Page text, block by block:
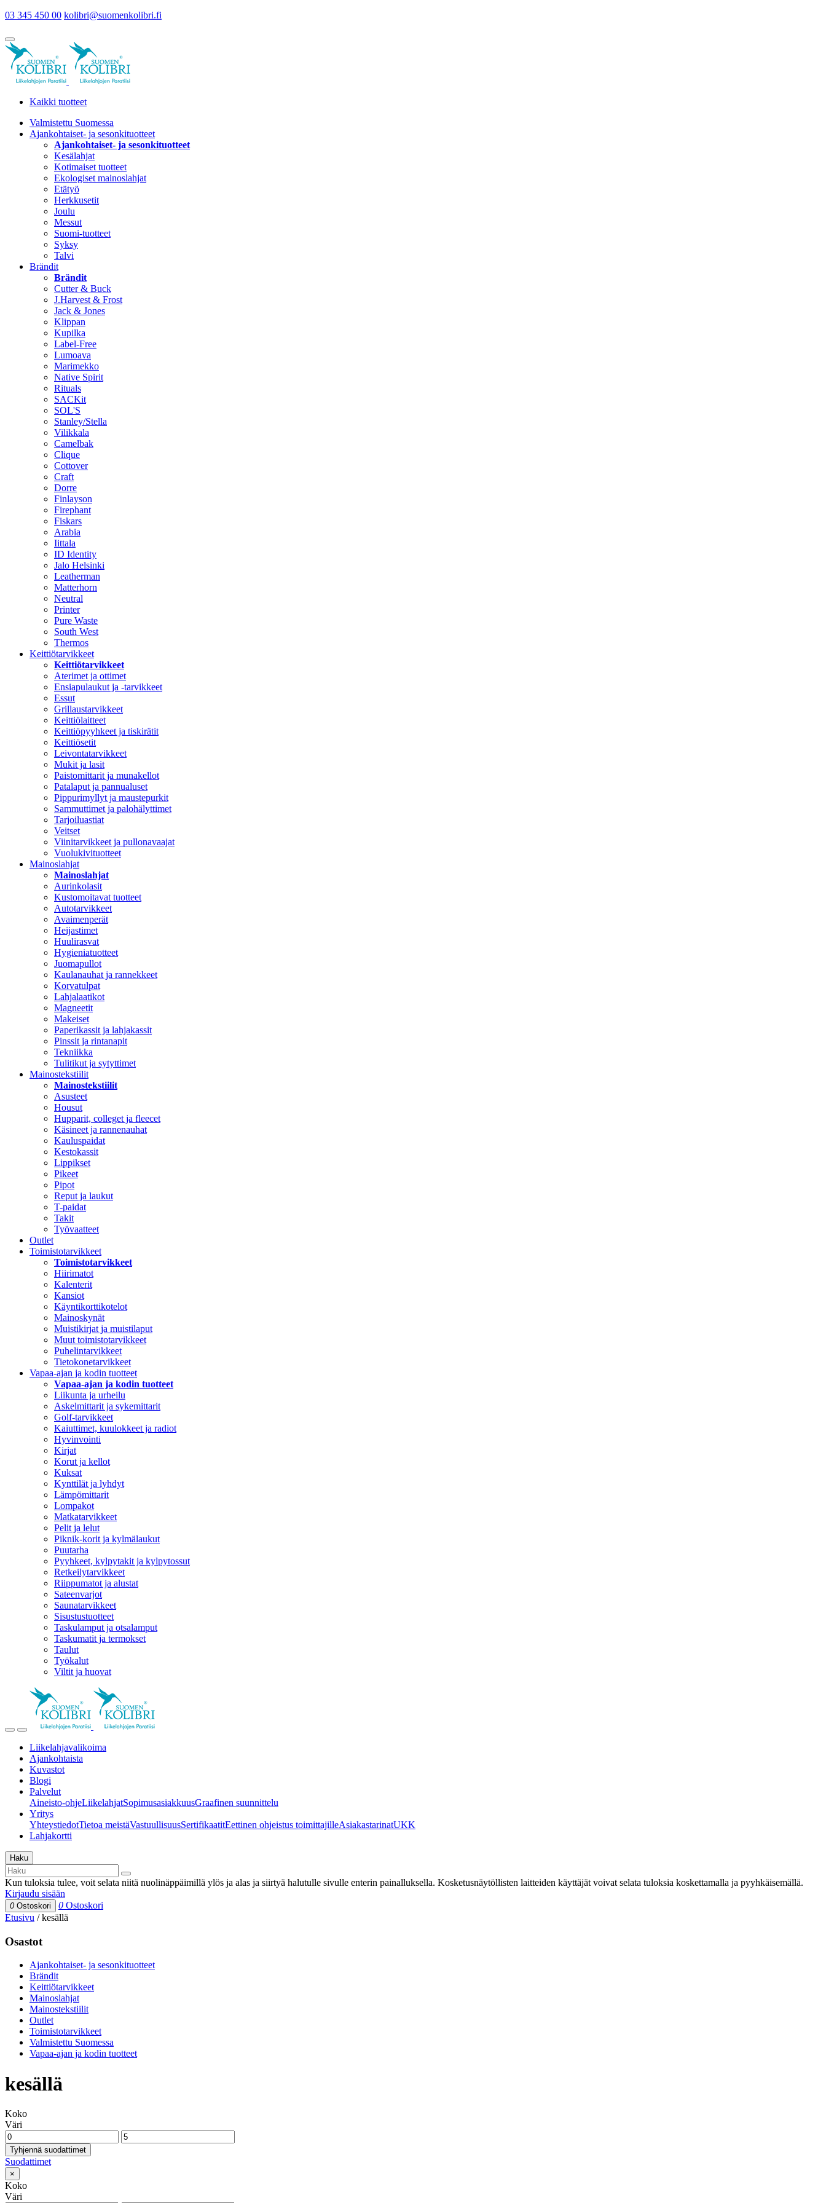
03 345 450 00 kolibri@suomenkolibri.fi
Kaikki tuotteet
Valmistettu Suomessa
Ajankohtaiset- ja sesonkituotteet
Ajankohtaiset- ja sesonkituotteet
Kesälahjat
Kotimaiset tuotteet
Ekologiset mainoslahjat
Etätyö
Herkkusetit
Joulu
Messut
Suomi-tuotteet
Syksy
Talvi
Brändit
Brändit
Cutter & Buck
J.Harvest & Frost
Jack & Jones
Klippan
Kupilka
Label-Free
Lumoava
Marimekko
Native Spirit
Rituals
SACKit
SOL'S
Stanley/Stella
Vilikkala
Camelbak
Clique
Cottover
Craft
Dorre
Finlayson
Firephant
Fiskars
Arabia
Iittala
ID Identity
Jalo Helsinki
Leatherman
Matterhorn
Neutral
Printer
Pure Waste
South West
Thermos
Keittiötarvikkeet
Keittiötarvikkeet
Aterimet ja ottimet
Ensiapulaukut ja -tarvikkeet
Essut
Grillaustarvikkeet
Keittiölaitteet
Keittiöpyyhkeet ja tiskirätit
Keittiösetit
Leivontatarvikkeet
Mukit ja lasit
Paistomittarit ja munakellot
Patalaput ja pannualuset
Pippurimyllyt ja maustepurkit
Sammuttimet ja palohälyttimet
Tarjoiluastiat
Veitset
Viinitarvikkeet ja pullonavaajat
Vuolukivituotteet
Mainoslahjat
Mainoslahjat
Aurinkolasit
Kustomoitavat tuotteet
Autotarvikkeet
Avaimenperät
Heijastimet
Huulirasvat
Hygieniatuotteet
Juomapullot
Kaulanauhat ja rannekkeet
Korvatulpat
Lahjalaatikot
Magneetit
Makeiset
Paperikassit ja lahjakassit
Pinssit ja rintanapit
Tekniikka
Tulitikut ja sytyttimet
Mainostekstiilit
Mainostekstiilit
Asusteet
Housut
Hupparit, colleget ja fleecet
Käsineet ja rannenauhat
Kauluspaidat
Kestokassit
Lippikset
Pikeet
Pipot
Reput ja laukut
T-paidat
Takit
Työvaatteet
Outlet
Toimistotarvikkeet
Toimistotarvikkeet
Hiirimatot
Kalenterit
Kansiot
Käyntikorttikotelot
Mainoskynät
Muistikirjat ja muistilaput
Muut toimistotarvikkeet
Puhelintarvikkeet
Tietokonetarvikkeet
Vapaa-ajan ja kodin tuotteet
Vapaa-ajan ja kodin tuotteet
Liikunta ja urheilu
Askelmittarit ja sykemittarit
Golf-tarvikkeet
Kaiuttimet, kuulokkeet ja radiot
Hyvinvointi
Kirjat
Korut ja kellot
Kuksat
Kynttilät ja lyhdyt
Lämpömittarit
Lompakot
Matkatarvikkeet
Pelit ja lelut
Piknik-korit ja kylmälaukut
Puutarha
Pyyhkeet, kylpytakit ja kylpytossut
Retkeilytarvikkeet
Riippumatot ja alustat
Sateenvarjot
Saunatarvikkeet
Sisustustuotteet
Taskulamput ja otsalamput
Taskumatit ja termokset
Taulut
Työkalut
Viltit ja huovat
Liikelahjavalikoima
Ajankohtaista
Kuvastot
Blogi
Palvelut
Aineisto-ohjeLiikelahjatSopimusasiakkuusGraafinen suunnittelu
Yritys
YhteystiedotTietoa meistäVastuullisuusSertifikaatitEettinen ohjeistus toimittajilleAsiakastarinatUKK
Lahjakortti
Haku
Kun tuloksia tulee, voit selata niitä nuolinäppäimillä ylös ja alas ja siirtyä halutulle sivulle enterin painalluksella. Kosketusnäytöllisten laitteiden käyttäjät voivat selata tuloksia koskettamalla ja pyyhkäisemällä.
Kirjaudu sisään
0 Ostoskori 0 Ostoskori
Etusivu /kesällä
Osastot
Ajankohtaiset- ja sesonkituotteet
Brändit
Keittiötarvikkeet
Mainoslahjat
Mainostekstiilit
Outlet
Toimistotarvikkeet
Valmistettu Suomessa
Vapaa-ajan ja kodin tuotteet
kesällä
Koko
Väri
Tyhjennä suodattimet
Suodattimet
×
Koko
Väri